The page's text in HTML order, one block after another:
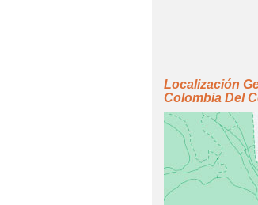
Localización
Colombia Del